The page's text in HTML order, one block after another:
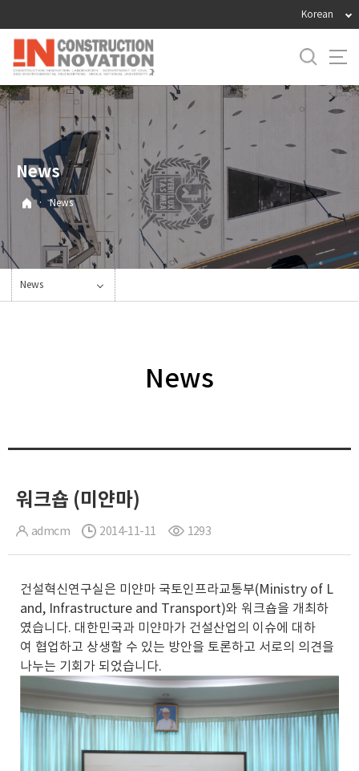
로
메
뉴
Korean
News
· News
News
News
워크숍 (미얀마)
admcm 2014-11-11 1293
건설혁신연구실은 미얀마 국토인프라교통부(Ministry of L
and, Infrastructure and Transport)와 워크숍을 개최하
였습니다. 대한민국과 미얀마가 건설산업의 이슈에 대하
여 협업하고 상생할 수 있는 방안을 토론하고 서로의 의견을
나누는 기회가 되었습니다.